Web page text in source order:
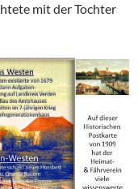
mit der Tochter